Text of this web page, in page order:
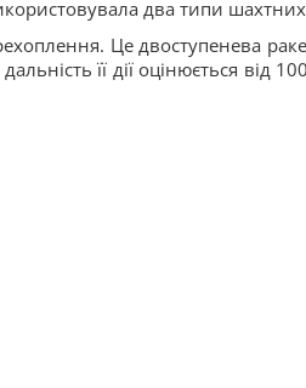
два типи
Це двоступенева
її дії оцінюється від